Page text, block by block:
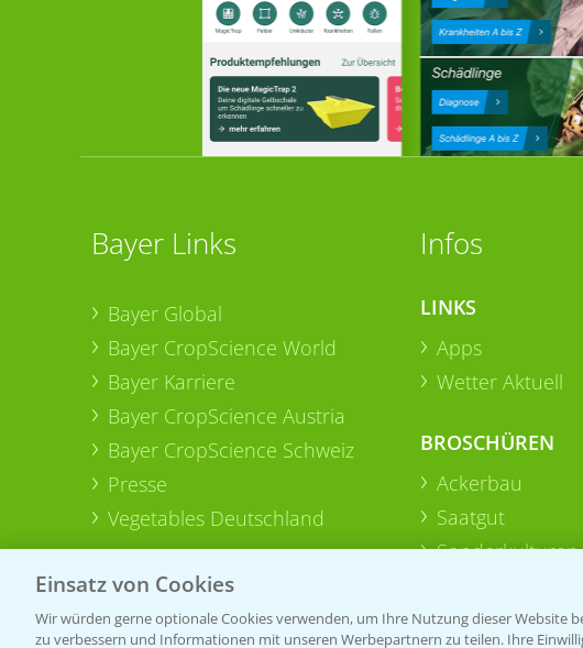
Bayer Links
Bayer Global
Bayer CropScience World
Bayer Karriere
Bayer CropScience Austria
Bayer CropScience Schweiz
Presse
Vegetables Deutschland
Infos
LINKS
Apps
Wetter Aktuell
BROSCHÜREN
Ackerbau
Saatgut
Sonderkulturen
Einsatz von Cookies
Wir würden gerne optionale Cookies verwenden, um Ihre Nutzung dieser Website
zu verbessern und Informationen mit unseren Werbepartnern zu teilen. Ihre